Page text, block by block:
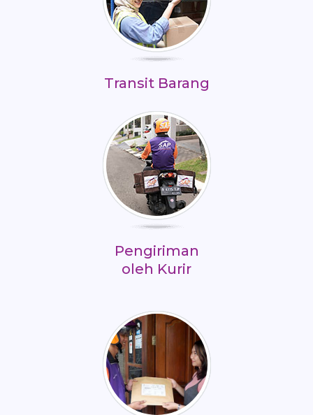
Transit Barang
Pengiriman
oleh Kurir